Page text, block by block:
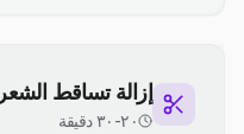
إزالة تساقط الشعر
٢٠-٣٠ دقيقة